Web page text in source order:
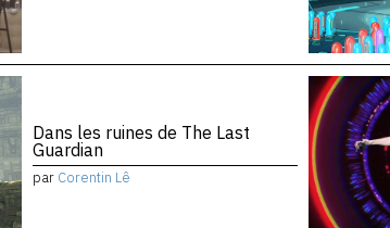
Dans les ruines de The Last
Guardian
par Corentin Lê